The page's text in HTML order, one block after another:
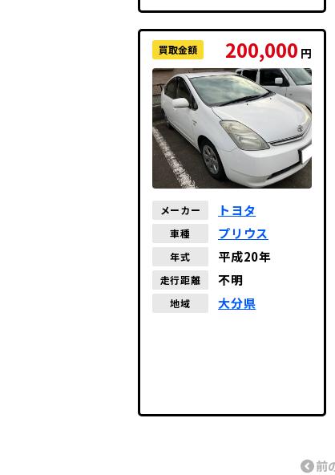
買取金額 200,000 円
メーカー トヨタ
車種 プリウス
年式 平成20年
走行距離 不明
地域 大分県
前